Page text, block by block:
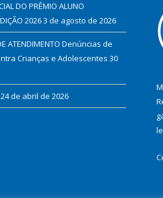
DO PRÊMIO ALUNO
20263 de agosto de 2026
ATENDIMENTO Denúncias de
Crianças e Adolescentes 30
24 de abril de 2026